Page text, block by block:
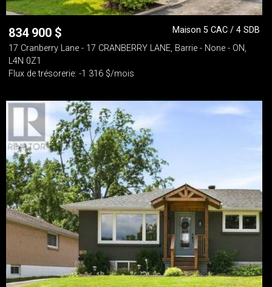
834 900 $
Maison 5 CAC / 4 SDB
17 Cranberry Lane - 17 CRANBERRY LANE, Barrie - None - ON,
L4N 0Z1
Flux de trésorerie: -1 316 $/mois